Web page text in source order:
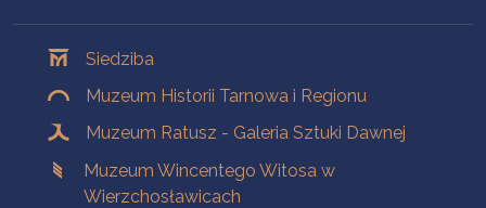
Siedziba
Muzeum Historii Tarnowa i Regionu
Muzeum Ratusz - Galeria Sztuki Dawnej
Muzeum Wincentego Witosa w
Wierzchosławicach